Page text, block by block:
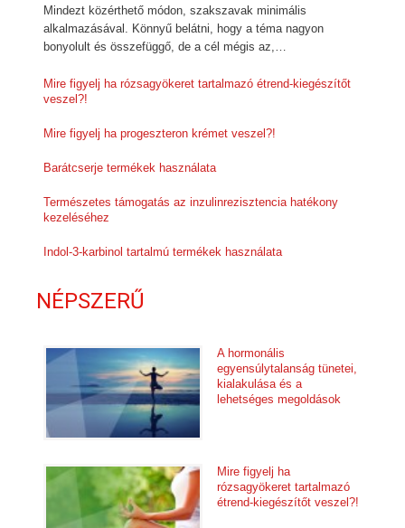
Mindezt közérthető módon, szakszavak minimális
alkalmazásával. Könnyű belátni, hogy a téma nagyon
bonyolult és összefüggő, de a cél mégis az,…
Mire figyelj ha rózsagyökeret tartalmazó étrend-kiegészítőt
veszel?!
Mire figyelj ha progeszteron krémet veszel?!
Barátcserje termékek használata
Természetes támogatás az inzulinrezisztencia hatékony
kezeléséhez
Indol-3-karbinol tartalmú termékek használata
NÉPSZERŰ
A hormonális
egyensúlytalanság tünetei,
kialakulása és a
lehetséges megoldások
Mire figyelj ha
rózsagyökeret tartalmazó
étrend-kiegészítőt veszel?!